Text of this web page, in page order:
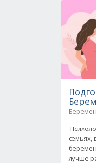
семьях,
лучше